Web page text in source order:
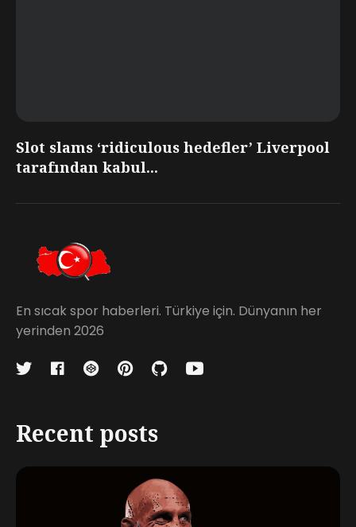
Slot slams ‘ridiculous hedefler’ Liverpool
tarafından kabul...
En sıcak spor haberleri. Türkiye için. Dünyanın her
yerinden 2026
Recent posts